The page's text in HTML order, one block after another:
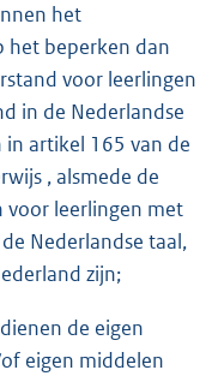
het
het beperken dan
voor leerlingen
in de Nederlandse
artikel 165 van de
, alsmede de
voor leerlingen met
Nederlandse taal,
zijn;
de eigen
eigen middelen